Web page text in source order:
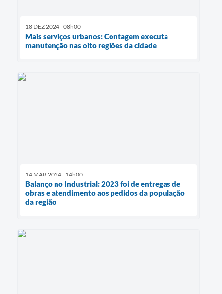
18 DEZ 2024 - 08h00
Mais serviços urbanos: Contagem executa
manutenção nas oito regiões da cidade
14 MAR 2024 - 14h00
Balanço no Industrial: 2023 foi de entregas de
obras e atendimento aos pedidos da população
da região